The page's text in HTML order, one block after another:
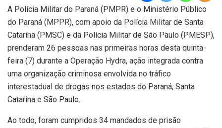
A Polícia Militar do Paraná (PMPR) e o Ministério Público
do Paraná (MPPR), com apoio da Polícia Militar de Santa
Catarina (PMSC) e da Polícia Militar de São Paulo (PMESP),
prenderam 26 pessoas nas primeiras horas desta quinta-
feira (7) durante a Operação Hydra, ação integrada contra
uma organização criminosa envolvida no tráfico
interestadual de drogas nos estados do Paraná, Santa
Catarina e São Paulo.
Ao todo, foram cumpridos 34 mandados de prisão